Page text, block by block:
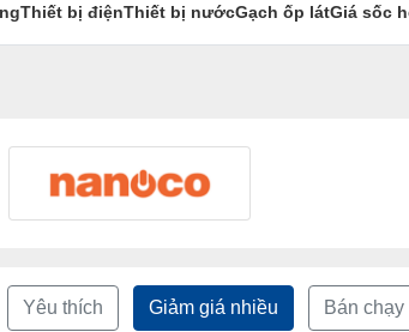
Thiết bị điệnThiết bị nướcGạch ốp látGiá sốc
Yêu thích Giảm giá nhiều Bán chạy